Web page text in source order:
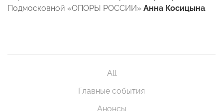
Подмосковной «ОПОРЫ РОССИИ» Анна Косицына.
All
Главные события
Анонсы